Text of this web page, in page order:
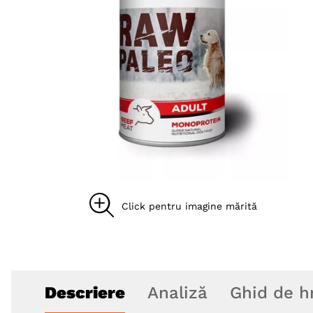
.
9 . recompense caini
10. brit caini
Descriere Analiză Ghid de